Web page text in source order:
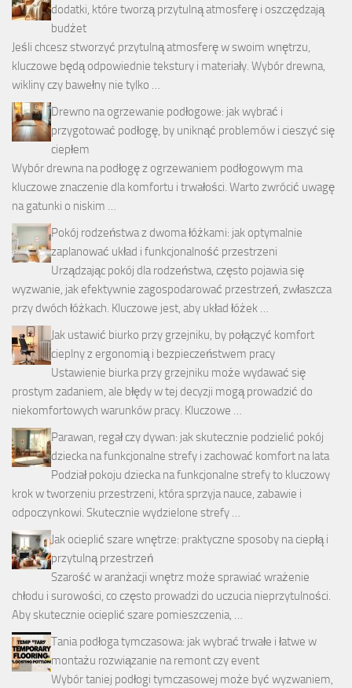
dodatki, które tworzą przytulną atmosferę i oszczędzają
budżet
Jeśli chcesz stworzyć przytulną atmosferę w swoim wnętrzu,
kluczowe będą odpowiednie tekstury i materiały. Wybór drewna,
wikliny czy bawełny nie tylko …
Drewno na ogrzewanie podłogowe: jak wybrać i
przygotować podłogę, by uniknąć problemów i cieszyć się
ciepłem
Wybór drewna na podłogę z ogrzewaniem podłogowym ma
kluczowe znaczenie dla komfortu i trwałości. Warto zwrócić uwagę
na gatunki o niskim …
Pokój rodzeństwa z dwoma łóżkami: jak optymalnie
zaplanować układ i funkcjonalność przestrzeni
Urządzając pokój dla rodzeństwa, często pojawia się
wyzwanie, jak efektywnie zagospodarować przestrzeń, zwłaszcza
przy dwóch łóżkach. Kluczowe jest, aby układ łóżek …
Jak ustawić biurko przy grzejniku, by połączyć komfort
cieplny z ergonomią i bezpieczeństwem pracy
Ustawienie biurka przy grzejniku może wydawać się
prostym zadaniem, ale błędy w tej decyzji mogą prowadzić do
niekomfortowych warunków pracy. Kluczowe …
Parawan, regał czy dywan: jak skutecznie podzielić pokój
dziecka na funkcjonalne strefy i zachować komfort na lata
Podział pokoju dziecka na funkcjonalne strefy to kluczowy
krok w tworzeniu przestrzeni, która sprzyja nauce, zabawie i
odpoczynkowi. Skutecznie wydzielone strefy …
Jak ocieplić szare wnętrze: praktyczne sposoby na ciepłą i
przytulną przestrzeń
Szarość w aranżacji wnętrz może sprawiać wrażenie
chłodu i surowości, co często prowadzi do uczucia nieprzytulności.
Aby skutecznie ocieplić szare pomieszczenia, …
Tania podłoga tymczasowa: jak wybrać trwałe i łatwe w
montażu rozwiązanie na remont czy event
Wybór taniej podłogi tymczasowej może być wyzwaniem,